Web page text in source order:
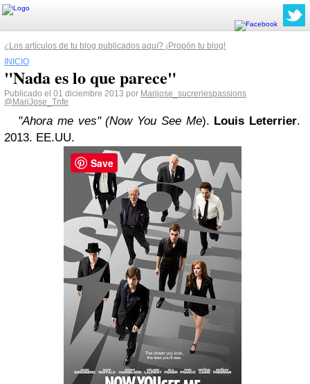
¿Los artículos de tu blog publicados aquí? ¡Propón tu blog!
INICIO
"Nada es lo que parece"
Publicado el 01 diciembre 2013 por Marijose_sucreriespassions
@MariJose_Tnfe
"Ahora me ves" (Now You See Me). Louis Leterrier.
2013. EE.UU.
Save